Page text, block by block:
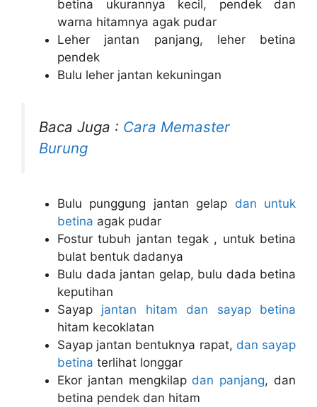
betina ukurannya kecil, pendek dan
warna hitamnya agak pudar
Leher jantan panjang, leher betina
pendek
Bulu leher jantan kekuningan
Baca Juga : Cara Memaster
Burung
Bulu punggung jantan gelap dan untuk
betina agak pudar
Fostur tubuh jantan tegak , untuk betina
bulat bentuk dadanya
Bulu dada jantan gelap, bulu dada betina
keputihan
Sayap jantan hitam dan sayap betina
hitam kecoklatan
Sayap jantan bentuknya rapat, dan sayap
betina terlihat longgar
Ekor jantan mengkilap dan panjang, dan
betina pendek dan hitam